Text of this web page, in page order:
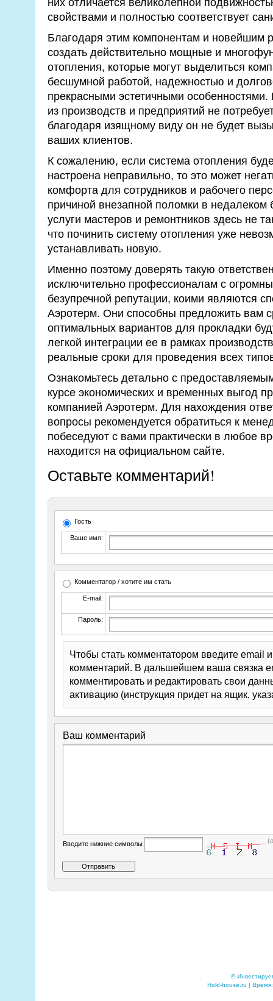
свойствами и полностью соответствует
Благодаря этим компонентам и новейшим
создать действительно мощные и
отопления, которые могут выделиться
бесшумной работой, надежностью и
прекрасными эстетичными
из производств и предприятий не
благодаря изящному виду он не будет
ваших клиентов.
К сожалению, если система отопления
настроена неправильно, то это может
комфорта для сотрудников и рабочего
причиной внезапной поломки в
услуги мастеров и ремонтников здесь не
что починить систему отопления уже
устанавливать новую.
Именно поэтому доверять такую
исключительно профессионалам с
безупречной репутации, коими являются
Аэротерм. Они способны предложить вам
оптимальных вариантов для прокладки
легкой интеграции ее в рамках
реальные сроки для проведения всех
Ознакомьтесь детально с
курсе экономических и временных выгод
компанией Аэротерм. Для нахождения
вопросы рекомендуется обратиться к
побеседуют с вами практически в любое
находится на официальном сайте.
Оставьте комментарий!
Гость
Ваше имя:
Комментатор / хотите им стать
E-mail:
Пароль:
Чтобы стать комментатором введите email
комментарий. В дальшейшем ваша связка
комментировать и редактировать свои
активацию (инструкция придет на ящик,
Ваш комментарий
Введите нижние символы
©
Hold-house.ru |